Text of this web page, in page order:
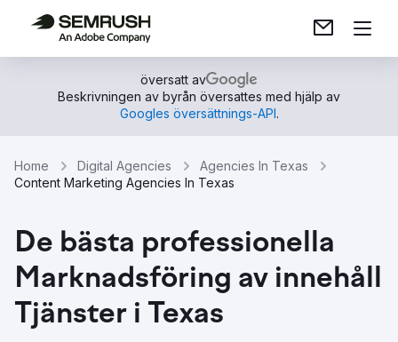
översatt av
Beskrivningen av byrån översattes med hjälp av
Googles översättnings-API.
Home Digital Agencies
Agencies In Texas
Content Marketing Agencies In Texas
De bästa professionella
Marknadsföring av innehåll
Tjänster i Texas